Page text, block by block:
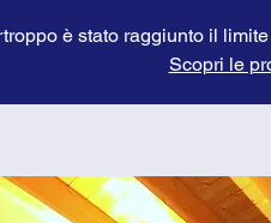
è stato raggiunto il
Scopri le